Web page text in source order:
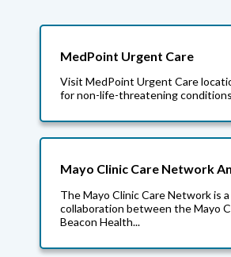
MedPoint Urgent Care
Visit MedPoint Urgent Care
for non-life-threatening
Mayo Clinic Care Network
The Mayo Clinic Care Network is
collaboration between the Mayo
Beacon Health...